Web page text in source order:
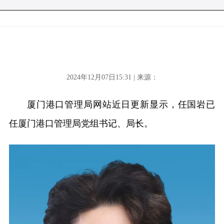
2024年12月07日15:31 | 来源：
厦门港口管理局网站近日更新显示，任国岩已
任厦门港口管理局党组书记、局长。